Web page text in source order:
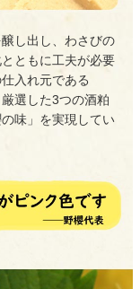
し出し、わさびの
ともに工夫が必要
入れ元である
選した3つの酒粕
味」を実現してい